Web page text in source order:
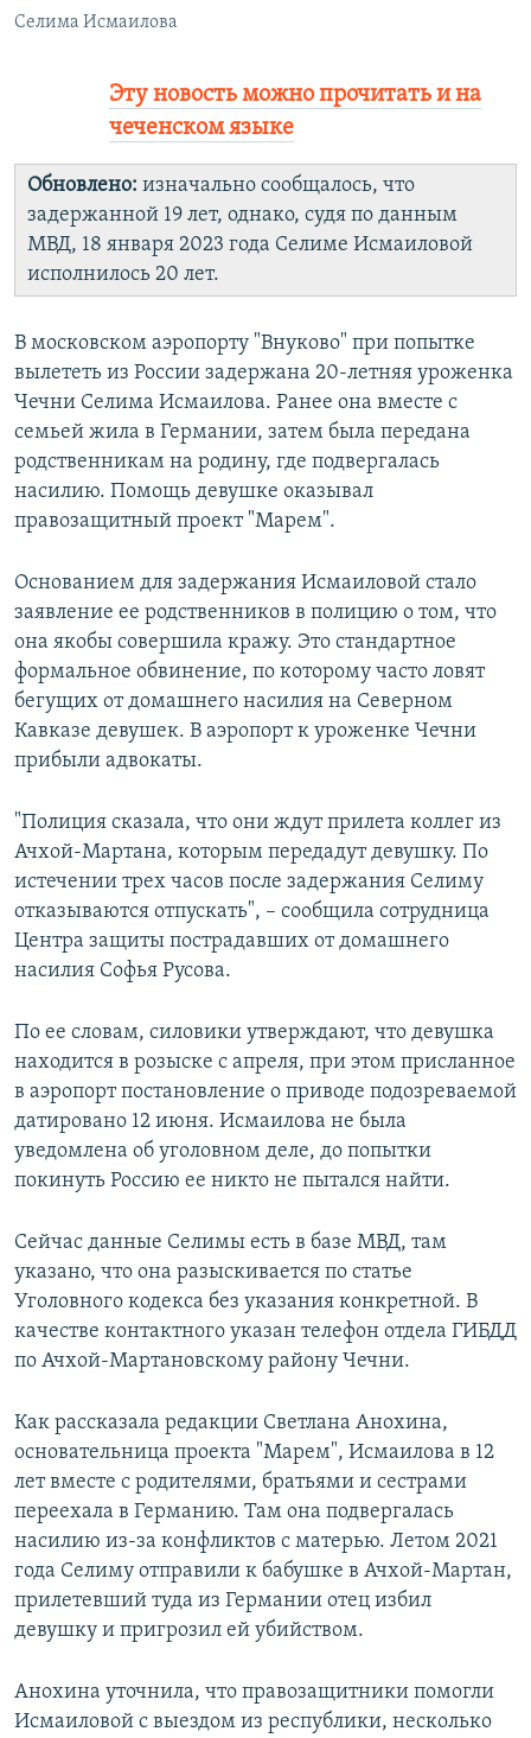
Селима Исмаилова
Эту новость можно прочитать и на
чеченском языке
Обновлено: изначально сообщалось, что
задержанной 19 лет, однако, судя по данным
МВД, 18 января 2023 года Селиме Исмаиловой
исполнилось 20 лет.
В московском аэропорту "Внуково" при попытке
вылететь из России задержана 20-летняя уроженка
Чечни Селима Исмаилова. Ранее она вместе с
семьей жила в Германии, затем была передана
родственникам на родину, где подвергалась
насилию. Помощь девушке оказывал
правозащитный проект "Марем".
Основанием для задержания Исмаиловой стало
заявление ее родственников в полицию о том, что
она якобы совершила кражу. Это стандартное
формальное обвинение, по которому часто ловят
бегущих от домашнего насилия на Северном
Кавказе девушек. В аэропорт к уроженке Чечни
прибыли адвокаты.
"Полиция сказала, что они ждут прилета коллег из
Ачхой-Мартана, которым передадут девушку. По
истечении трех часов после задержания Селиму
отказываются отпускать", – сообщила сотрудница
Центра защиты пострадавших от домашнего
насилия Софья Русова.
По ее словам, силовики утверждают, что девушка
находится в розыске с апреля, при этом присланное
в аэропорт постановление о приводе подозреваемой
датировано 12 июня. Исмаилова не была
уведомлена об уголовном деле, до попытки
покинуть Россию ее никто не пытался найти.
Сейчас данные Селимы есть в базе МВД, там
указано, что она разыскивается по статье
Уголовного кодекса без указания конкретной. В
качестве контактного указан телефон отдела ГИБДД
по Ачхой-Мартановскому району Чечни.
Как рассказала редакции Светлана Анохина,
основательница проекта "Марем", Исмаилова в 12
лет вместе с родителями, братьями и сестрами
переехала в Германию. Там она подвергалась
насилию из-за конфликтов с матерью. Летом 2021
года Селиму отправили к бабушке в Ачхой-Мартан,
прилетевший туда из Германии отец избил
девушку и пригрозил ей убийством.
Анохина уточнила, что правозащитники помогли
Исмаиловой с выездом из республики, несколько